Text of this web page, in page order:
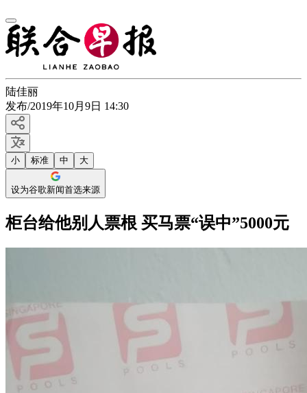
陆佳丽
发布/2019年10月9日 14:30
小 标准 中 大
设为谷歌新闻首选来源
柜台给他别人票根 买马票“误中”5000元